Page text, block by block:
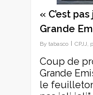
« C’est
Grande
By tabasco CPJJ,
Coup de
Grande
le